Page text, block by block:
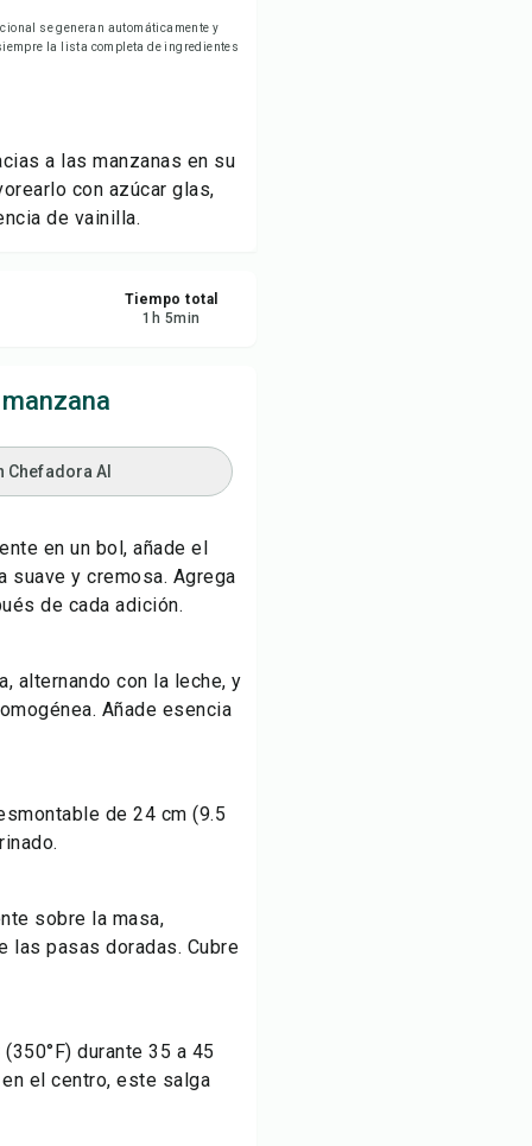
se generan automáticamente y
la lista completa de ingredientes
a las manzanas en su
con azúcar glas,
de vainilla.
Tiempo total
1 h 5min
Chefadora AI
en un bol, añade el
suave y cremosa. Agrega
de cada adición.
alternando con la leche, y
Añade esencia
de 24 cm (9.5
sobre la masa,
las pasas doradas. Cubre
durante 35 a 45
el centro, este salga